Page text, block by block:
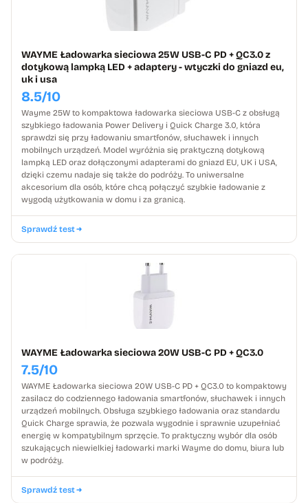
WAYME Ładowarka sieciowa 25W USB-C PD + QC3.0 z
dotykową lampką LED + adaptery - wtyczki do gniazd eu,
uk i usa
8.5/10
Wayme 25W to kompaktowa ładowarka sieciowa USB-C z obsługą
szybkiego ładowania Power Delivery i Quick Charge 3.0, która
sprawdzi się przy ładowaniu smartfonów, słuchawek i innych
mobilnych urządzeń. Model wyróżnia się praktyczną dotykową
lampką LED oraz dołączonymi adapterami do gniazd EU, UK i USA,
dzięki czemu nadaje się także do podróży. To uniwersalne
akcesorium dla osób, które chcą połączyć szybkie ładowanie z
wygodą użytkowania w domu i za granicą.
Sprawdź test
WAYME Ładowarka sieciowa 20W USB-C PD + QC3.0
7.5/10
WAYME Ładowarka sieciowa 20W USB-C PD + QC3.0 to kompaktowy
zasilacz do codziennego ładowania smartfonów, słuchawek i innych
urządzeń mobilnych. Obsługa szybkiego ładowania oraz standardu
Quick Charge sprawia, że pozwala wygodnie i sprawnie uzupełniać
energię w kompatybilnym sprzęcie. To praktyczny wybór dla osób
szukających niewielkiej ładowarki marki Wayme do domu, biura lub
w podróży.
Sprawdź test